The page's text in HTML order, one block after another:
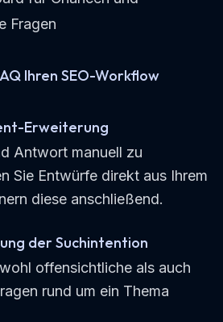
Fragen
Ihren SEO-Workflow
Erweiterung
Antwort manuell zu
Sie Entwürfe direkt aus Ihrem
diese anschließend.
der Suchintention
offensichtliche als auch
rund um ein Thema